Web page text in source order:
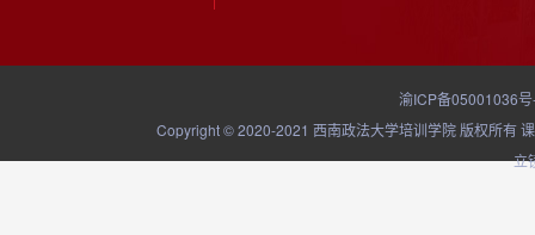
渝ICP备05001036
Copyright © 2020-2021 西南政法大学培训学院 版权所有
立